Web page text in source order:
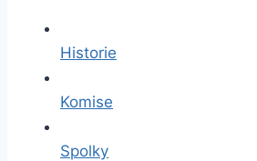
Historie
Komise
Spolky